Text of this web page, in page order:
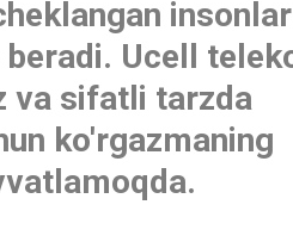
insonlar
Ucell
va sifatli tarzda
ko'rgazmaning